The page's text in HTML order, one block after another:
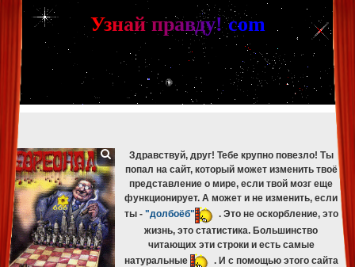
[phpBB Debug] PHP Warning : in file [ROOT]/phpbb/db/driver/mysqli.php
mysqli_fetch_assoc(): Couldn't fetch mysqli_result
[phpBB Debug] PHP Warning: in file[ROOT]/phpbb/db/driver/mysqli.php 329
mysqli_free_result(): Couldn't fetch mysqli_result
[phpBB Debug] PHP Warning
[ROOT]/phpbb/db/driver/mysqli.php on line 265
mysqli_fetch_assoc(): Couldn't fetch mysqli_result
[phpBB Debug] PHP Warning
: in file [ROOT]/phpbb/db/driver/mysqli.php on line329
mysqli_free_result(): Couldn't fetch mysqli_result
[phpBB Debug] PHP Warning: in file [ROOT]/phpbb/db/driver/mysqli.php on line 265
mysqli_fetch_assoc(): Couldn't fetch mysqli_result
[phpBB Debug] PHP Warning
[ROOT]/phpbb/db/driver/mysqli.php on line329:
mysqli_free_result(): Couldn't fetch mysqli_result
Узнай правду! com
Здравствуй, друг! Тебе крупно повезло! Ты
попал на сайт, который может изменить твоё
представление о мире, если твой мозг еще
функционирует. А может и не изменить, если
ты - "долбоёб"
. Это не оскорбление, это
жизнь, это статистика. Большинство
читающих эти строки и есть самые
натуральные
. И с помощью этого сайта